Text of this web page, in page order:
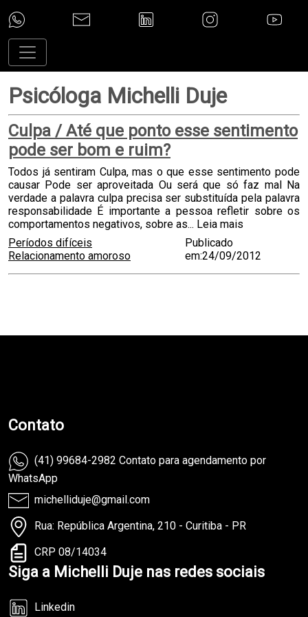
Psicóloga Michelli Duje
Culpa / Até que ponto esse sentimento
pode ser bom e ruim?
Todos já sentiram Culpa, mas o que esse sentimento pode
causar Pode ser aproveitada Ou será que só faz mal Na
verdade a palavra culpa precisa ser substituída pela palavra
responsabilidade É importante a pessoa refletir sobre os
comportamentos negativos, sobre as... Leia mais
Períodos difíceis
Relacionamento amoroso
Publicado
em:24/09/2012
Contato
(41) 99684-2982 Contato para agendamento por
WhatsApp
michelliduje@gmail.com
Rua: República Argentina, 210 - Curitiba - PR
CRP 08/14034
Siga a Michelli Duje nas redes sociais
Linkedin